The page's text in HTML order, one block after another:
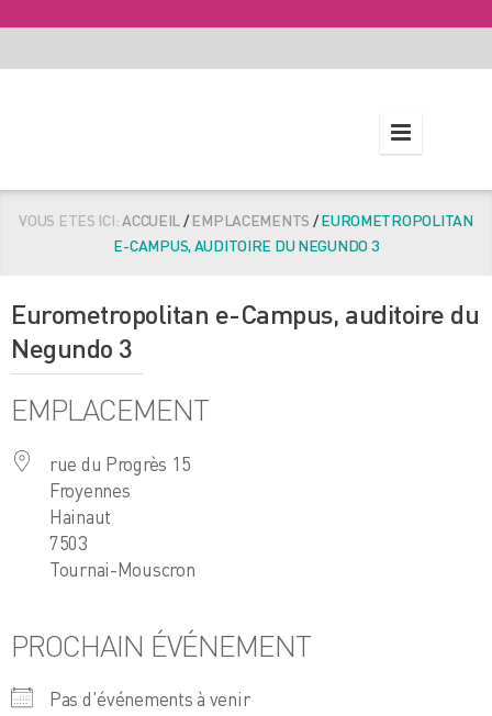
VOUS ETES ICI:ACCUEIL/EMPLACEMENTS /EUROMETROPOLITAN
E-CAMPUS, AUDITOIRE DU NEGUNDO 3
Eurometropolitan e-Campus, auditoire du
Negundo 3
EMPLACEMENT
rue du Progrès 15
Froyennes
Hainaut
7503
Tournai-Mouscron
PROCHAIN ÉVÉNEMENT
Pas d'événements à venir